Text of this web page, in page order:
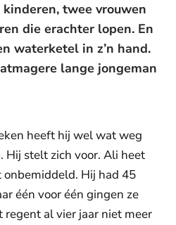
twee vrouwen
die erachter lopen. En
waterketel in z’n hand.
lange jongeman
heeft hij wel wat weg
Hij stelt zich voor. Ali heet
onbemiddeld. Hij had 45
één voor één gingen ze
regent al vier jaar niet meer